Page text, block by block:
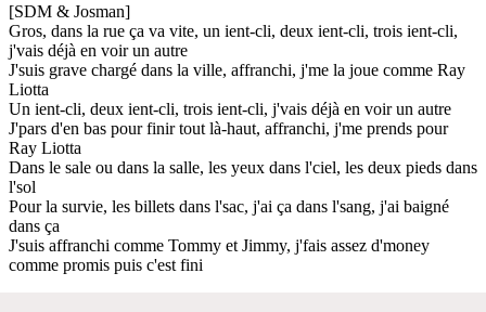
[SDM & Josman]
Gros, dans la rue ça va vite, un ient-cli, deux ient-cli, trois ient-cli,
j'vais déjà en voir un autre
J'suis grave chargé dans la ville, affranchi, j'me la joue comme Ray
Liotta
Un ient-cli, deux ient-cli, trois ient-cli, j'vais déjà en voir un autre
J'pars d'en bas pour finir tout là-haut, affranchi, j'me prends pour
Ray Liotta
Dans le sale ou dans la salle, les yeux dans l'ciel, les deux pieds dans
l'sol
Pour la survie, les billets dans l'sac, j'ai ça dans l'sang, j'ai baigné
dans ça
J'suis affranchi comme Tommy et Jimmy, j'fais assez d'money
comme promis puis c'est fini